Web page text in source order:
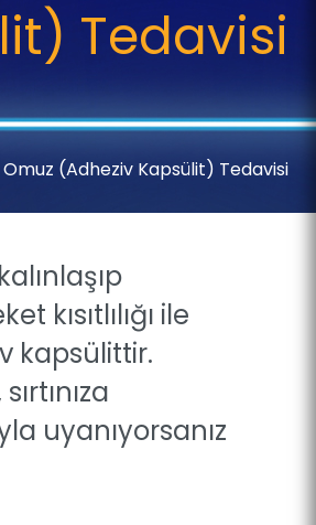
Tedavisi
(Adheziv Kapsülit) Tedavisi
kısıtlılığı ile
kapsülittir.
uyanıyorsanız